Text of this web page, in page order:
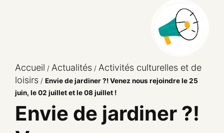
Accueil / Actualités / Activités culturelles et de
loisirs / Envie de jardiner ?! Venez nous rejoindre le 25
juin, le 02 juillet et le 08 juillet !
Envie de jardiner ?!